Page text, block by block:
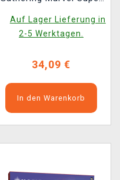
Pack
Auf Lager Lieferung in
2-5 Werktagen.
34,09 €
In den Warenkorb